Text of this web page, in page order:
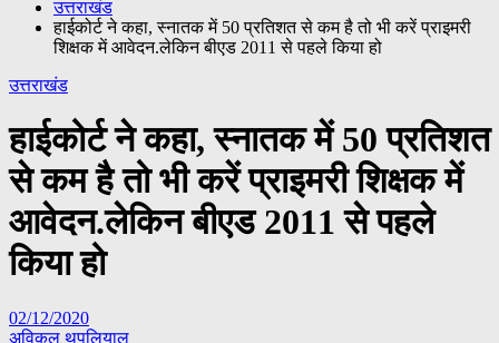
उत्तराखंड
हाईकोर्ट ने कहा, स्नातक में 50 प्रतिशत से कम है तो भी करें प्राइमरी
शिक्षक में आवेदन.लेकिन बीएड 2011 से पहले किया हो
उत्तराखंड
हाईकोर्ट ने कहा, स्नातक में 50 प्रतिशत
से कम है तो भी करें प्राइमरी शिक्षक में
आवेदन.लेकिन बीएड 2011 से पहले
किया हो
02/12/2020
अविकल थपलियाल